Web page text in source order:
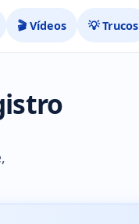
🎬 Vídeos 💡 Trucos